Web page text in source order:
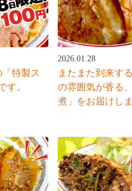
特製ス
す。
2026.01.28
またまた到来す
の雰囲気が香る
煮」をお届けし